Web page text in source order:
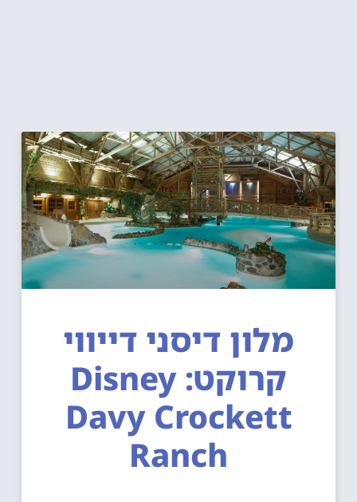
מלון דיסני דייווי
קרוקט: Disney
Davy Crockett
Ranch